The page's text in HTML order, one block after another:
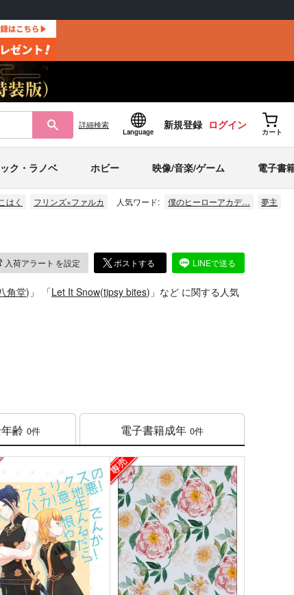
詳細検索
Language
新規登録 ログイン
カート
ク・ラノベ ホビー 映像/音楽/ゲーム 電子書
はく フリンズ×ファルカ 人気ワード: 僕のヒーローアカデ… 夢主
入荷アラート を設定 ポストする LINEで送る
角堂)」 「Let It Snow(tipsy bites)」 など に関する人気
齢 0件 電子書籍成年 0件